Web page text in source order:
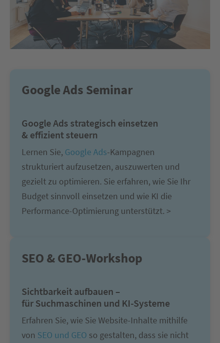
Google Ads Seminar
Google Ads strategisch einsetzen
& effizient steuern
Lernen Sie, Google Ads-Kampagnen
strukturiert aufzusetzen, auszuwerten und
gezielt zu optimieren. Sie erfahren, wie Sie Ihr
Budget sinnvoll einsetzen und wie KI die
Performance-Optimierung unterstützt. >
SEO & GEO-Workshop
Sichtbarkeit aufbauen –
für Suchmaschinen und KI-Systeme
Erfahren Sie, wie Sie Website-Inhalte mithilfe
von SEO und GEO so gestalten, dass sie nicht